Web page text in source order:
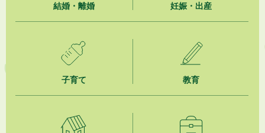
結婚・離婚 妊娠・出産
子育て 教育